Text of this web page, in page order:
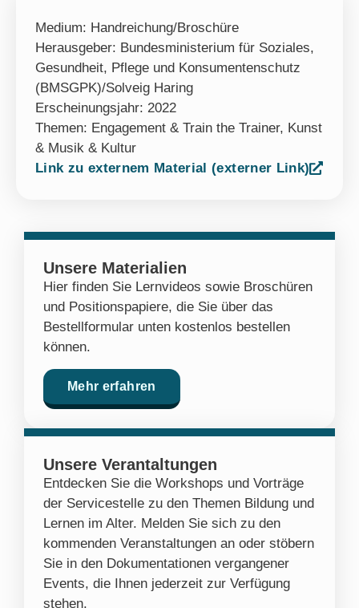
Medium: Handreichung/Broschüre
Herausgeber: Bundesministerium für Soziales,
Gesundheit, Pflege und Konsumentenschutz
(BMSGPK)/Solveig Haring
Erscheinungsjahr: 2022
Themen: Engagement & Train the Trainer, Kunst
& Musik & Kultur
Link zu externem Material (externer Link)
Unsere Materialien
Hier finden Sie Lernvideos sowie Broschüren
und Positionspapiere, die Sie über das
Bestellformular unten kostenlos bestellen
können.
Mehr erfahren
Unsere Verantaltungen
Entdecken Sie die Workshops und Vorträge
der Servicestelle zu den Themen Bildung und
Lernen im Alter. Melden Sie sich zu den
kommenden Veranstaltungen an oder stöbern
Sie in den Dokumentationen vergangener
Events, die Ihnen jederzeit zur Verfügung
stehen.